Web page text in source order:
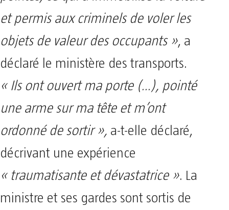
et permis aux criminels de voler les
objets de valeur des occupants », a
déclaré le ministère des transports.
« Ils ont ouvert ma porte (…), pointé
une arme sur ma tête et m’ont
ordonné de sortir », a-t-elle déclaré,
décrivant une expérience
« traumatisante et dévastatrice ». La
ministre et ses gardes sont sortis de